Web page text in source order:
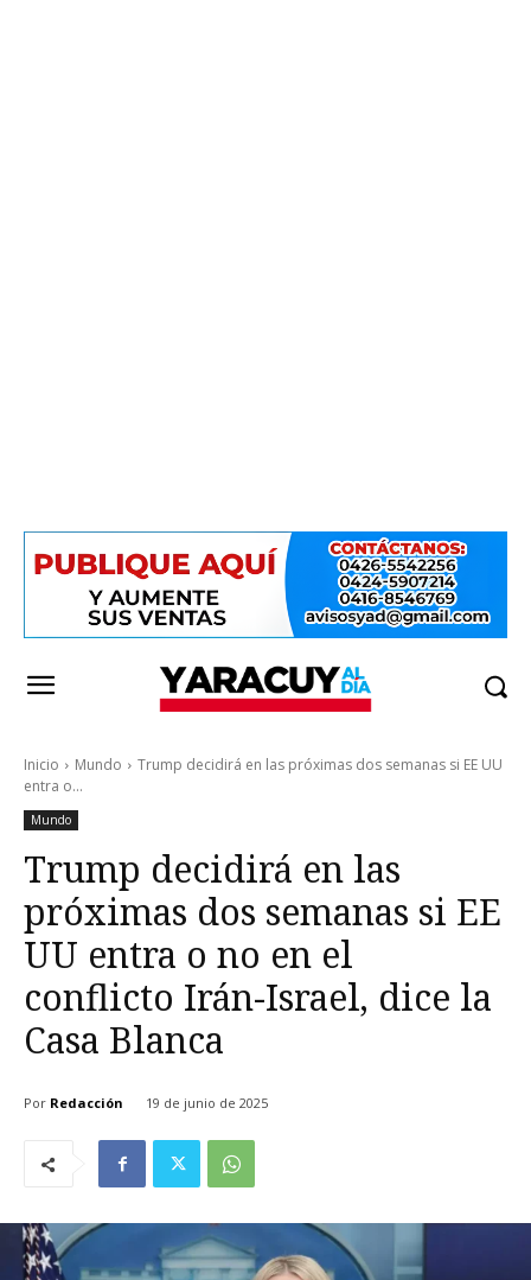
Inicio Mundo
Trump decidirá en las próximas dos semanas si EE UU
entra o...
Mundo
Trump decidirá en las
próximas dos semanas si EE
UU entra o no en el
conflicto Irán-Israel, dice la
Casa Blanca
Por Redacción 19 de junio de 2025